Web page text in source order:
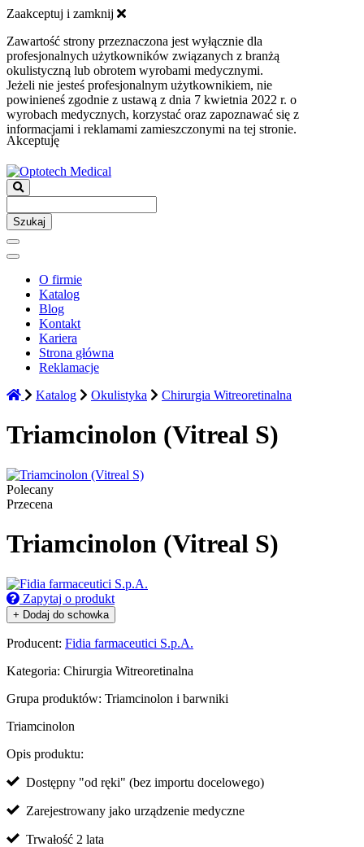
Zaakceptuj i zamknij
Zawartość strony przeznaczona jest wyłącznie dla
profesjonalnych użytkowników związanych z branżą
okulistyczną lub obrotem wyrobami medycznymi.
Jeżeli nie jesteś profesjonalnym użytkownikiem, nie
powinieneś zgodnie z ustawą z dnia 7 kwietnia 2022 r. o
wyrobach medycznych, korzystać oraz zapoznawać się z
informacjami i reklamami zamieszczonymi na tej stronie.
Akceptuję
Szukaj
O firmie
Katalog
Blog
Kontakt
Kariera
Strona główna
Reklamacje
Katalog
Okulistyka Chirurgia Witreoretinalna
Triamcinolon (Vitreal S)
Polecany
Przecena
Triamcinolon (Vitreal S)
Zapytaj o produkt
+ Dodaj do schowka
Producent: Fidia farmaceutici S.p.A.
Kategoria: Chirurgia Witreoretinalna
Grupa produktów: Triamcinolon i barwniki
Triamcinolon
Opis produktu:
Dostępny "od ręki" (bez importu docelowego)
Zarejestrowany jako urządzenie medyczne
Trwałość 2 lata